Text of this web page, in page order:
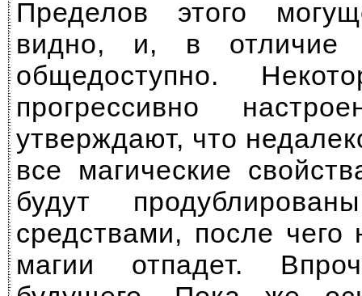
Пределов этого
видно, и, в отличие
общедоступно.
прогрессивно
утверждают, что
все магические
будут
средствами, после чего
магии отпадет.